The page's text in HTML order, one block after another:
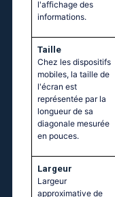
l'affichage des
informations.
Taille
Chez les dispositifs
mobiles, la taille de
l'écran est
représentée par la
longueur de sa
diagonale mesurée
en pouces.
Largeur
Largeur
approximative de